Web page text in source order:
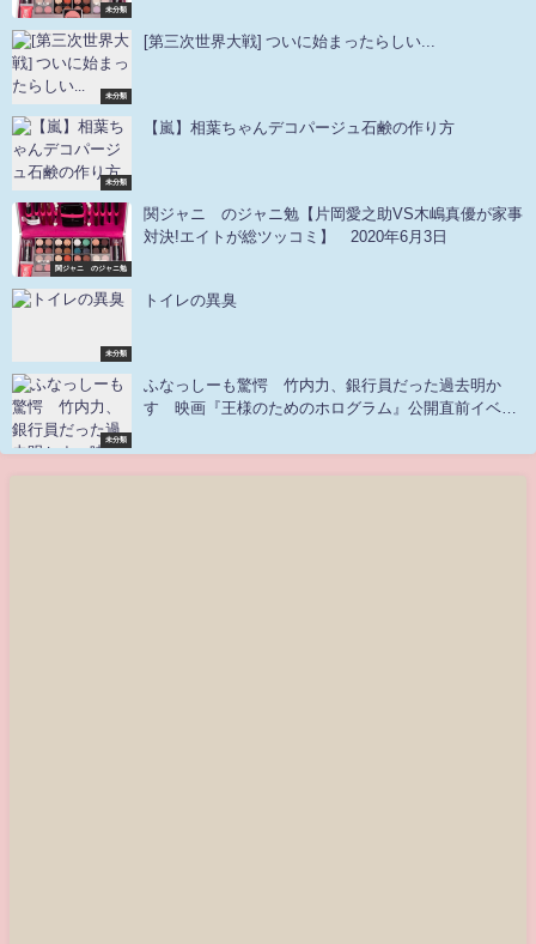
未分類
未分類
[第三次世界大戦] ついに始まったらしい...
未分類
【嵐】相葉ちゃんデコパージュ石鹸の作り方
関ジャニ∞のジャニ勉
関ジャニ∞のジャニ勉【片岡愛之助VS木嶋真優が家事
対決!エイトが総ツッコミ】 2020年6月3日
未分類
トイレの異臭
未分類
ふなっしーも驚愕 竹内力、銀行員だった過去明か
す 映画『王様のためのホログラム』公開直前イベン